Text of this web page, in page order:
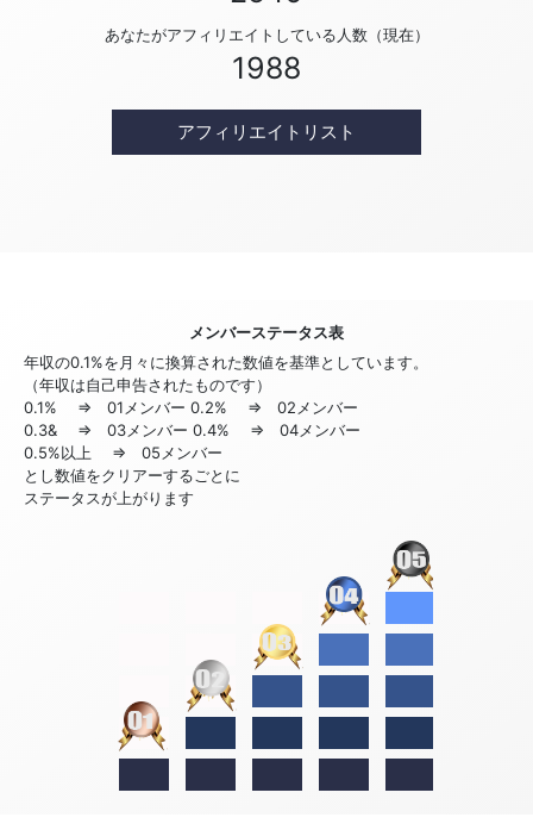
あなたがアフィリエイトしている人数（現在）
1988
アフィリエイトリスト
メンバーステータス表
年収の0.1%を月々に換算された数値を基準としています。
（年収は自己申告されたものです）
0.1% ⇒ 01メンバー 0.2% ⇒ 02メンバー
0.3& ⇒ 03メンバー 0.4% ⇒ 04メンバー
0.5%以上 ⇒ 05メンバー
とし数値をクリアーするごとに
ステータスが上がります